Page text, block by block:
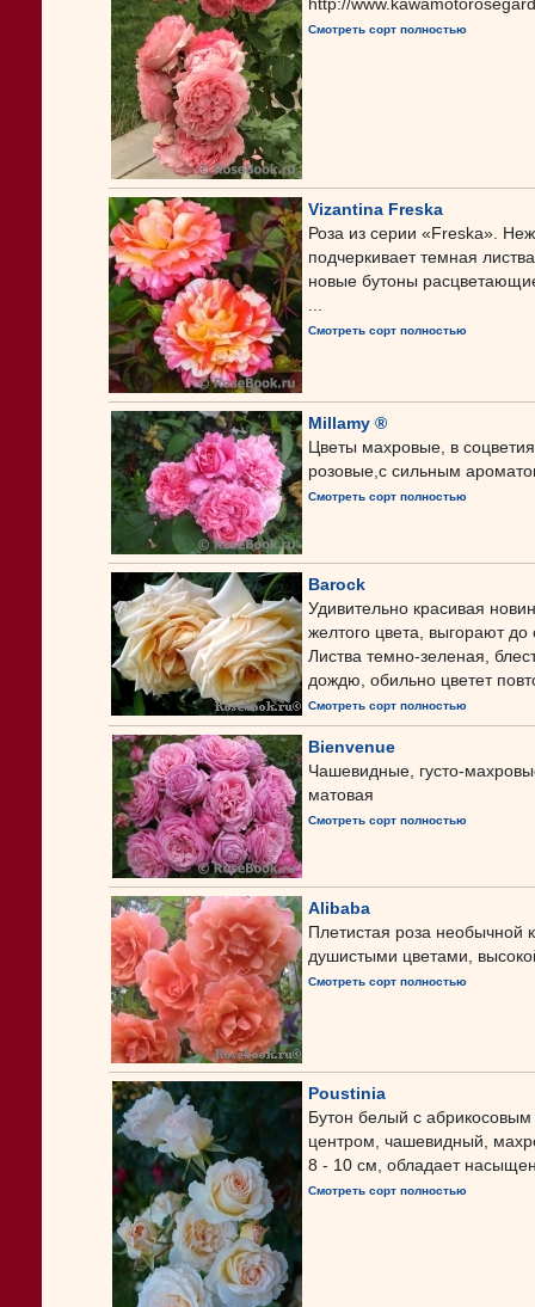
http://
Смотреть сорт полностью
Vizantina Freska
Роза из серии «Freska».
подчеркивает темная
новые бутоны
...
Смотреть сорт полностью
Millamy ®
Цветы махровые, в
розовые,с сильным
Смотреть сорт полностью
Barock
Удивительно красивая
желтого цвета, выгорают
Листва темно-зеленая,
дождю, обильно цветет
Смотреть сорт полностью
Bienvenue
Чашевидные, густо-
матовая
Смотреть сорт полностью
Alibaba
Плетистая роза необычной
душистыми цветами,
Смотреть сорт полностью
Poustinia
Бутон белый с
центром, чашевидный,
8 - 10 см, обладает
Смотреть сорт полностью